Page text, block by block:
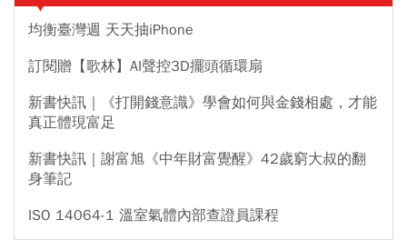
均衡臺灣週 天天抽iPhone
訂閱贈【歌林】AI聲控3D擺頭循環扇
新書快訊｜《打開錢意識》學會如何與金錢相處，才能
真正體現富足
新書快訊｜謝富旭《中年財富覺醒》42歲窮大叔的翻
身筆記
ISO 14064-1 溫室氣體內部查證員課程